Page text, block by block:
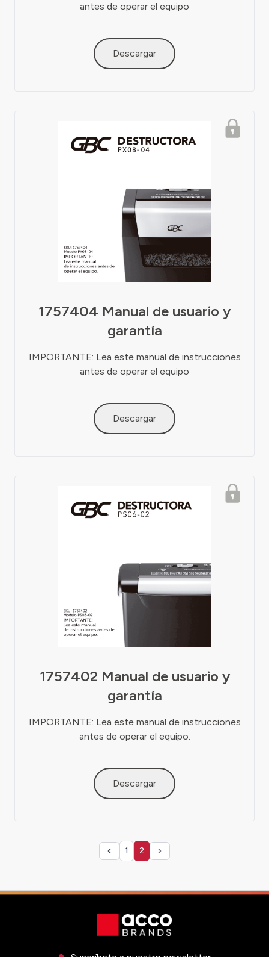
antes de operar el equipo
Descargar
1757404 Manual de usuario y
garantía
IMPORTANTE: Lea este manual de instrucciones
antes de operar el equipo
Descargar
1757402 Manual de usuario y
garantía
IMPORTANTE: Lea este manual de instrucciones
antes de operar el equipo.
Descargar
1 2